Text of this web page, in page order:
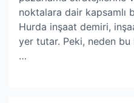
noktalara dair kapsamlı
Hurda inşaat demiri,
yer tutar. Peki, neden
…